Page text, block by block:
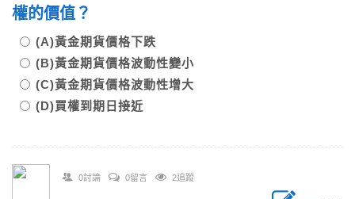
權的價值？
(A)黃金期貨價格下跌
(B)黃金期貨價格波動性變小
(C)黃金期貨價格波動性增大
(D)買權到期日接近
0討論 0留言 2追蹤